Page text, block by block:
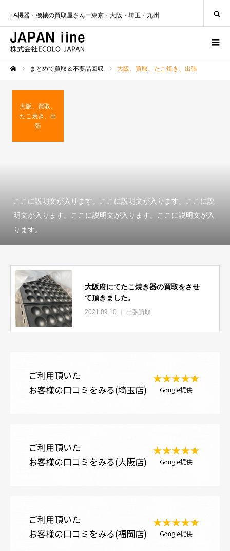
FA機器・機械の買取屋さんー東京・大阪・埼玉・九州
まとめて買取＆不要品回収 大阪、買取、たこ焼き、出張
大阪、買取、
たこ焼き、出
張
ここに説明文が入ります。ここに説明文が入ります。ここに説
明文が入ります。ここに説明文が入ります。ここに説明文が入
ります。
大阪府にてたこ焼き器の買取をさせ
て頂きました。
2021.09.10 出張買取